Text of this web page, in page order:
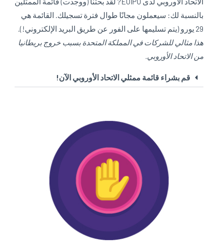
بالنسبة لك: سيعملون مجانًا طوال فترة تسجيلك. القائمة هي
29 يورو (يتم تسليمها على الفور عن طريق البريد الإلكتروني!).
هذا مثالي للشركات في المملكة المتحدة بسبب خروج بريطانيا
من الاتحاد الأوروبي.
قم بشراء قائمة ممثلي الاتحاد الأوروبي الآن!